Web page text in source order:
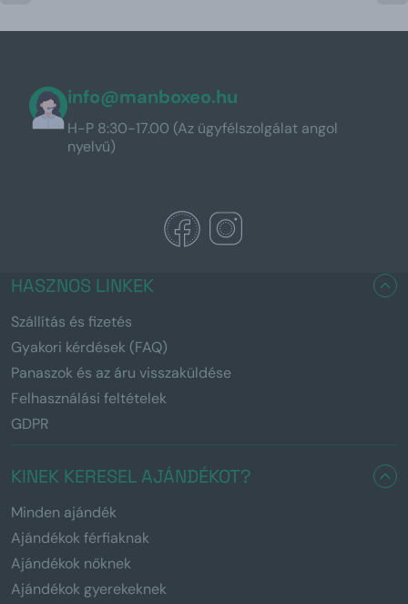
info@manboxeo.hu
H-P 8:30-17.00 (Az ügyfélszolgálat angol
nyelvű)
HASZNOS LINKEK
Szállítás és fizetés
Gyakori kérdések (FAQ)
Panaszok és az áru visszaküldése
Felhasználási feltételek
GDPR
KINEK KERESEL AJÁNDÉKOT?
Minden ajándék
Ajándékok férfiaknak
Ajándékok nőknek
Ajándékok gyerekeknek